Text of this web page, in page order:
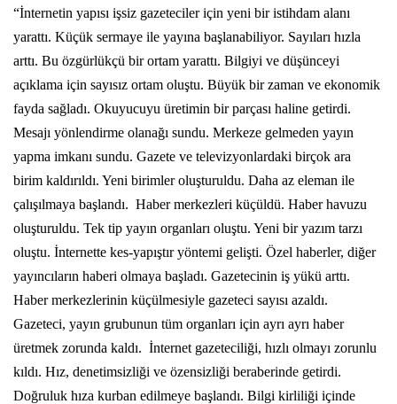
“İnternetin yapısı işsiz gazeteciler için yeni bir istihdam alanı
yarattı. Küçük sermaye ile yayına başlanabiliyor. Sayıları hızla
arttı. Bu özgürlükçü bir ortam yarattı. Bilgiyi ve düşünceyi
açıklama için sayısız ortam oluştu. Büyük bir zaman ve ekonomik
fayda sağladı. Okuyucuyu üretimin bir parçası haline getirdi.
Mesajı yönlendirme olanağı sundu. Merkeze gelmeden yayın
yapma imkanı sundu. Gazete ve televizyonlardaki birçok ara
birim kaldırıldı. Yeni birimler oluşturuldu. Daha az eleman ile
çalışılmaya başlandı. Haber merkezleri küçüldü. Haber havuzu
oluşturuldu. Tek tip yayın organları oluştu. Yeni bir yazım tarzı
oluştu. İnternette kes-yapıştır yöntemi gelişti. Özel haberler, diğer
yayıncıların haberi olmaya başladı. Gazetecinin iş yükü arttı.
Haber merkezlerinin küçülmesiyle gazeteci sayısı azaldı.
Gazeteci, yayın grubunun tüm organları için ayrı ayrı haber
üretmek zorunda kaldı. İnternet gazeteciliği, hızlı olmayı zorunlu
kıldı. Hız, denetimsizliği ve özensizliği beraberinde getirdi.
Doğruluk hıza kurban edilmeye başlandı. Bilgi kirliliği içinde